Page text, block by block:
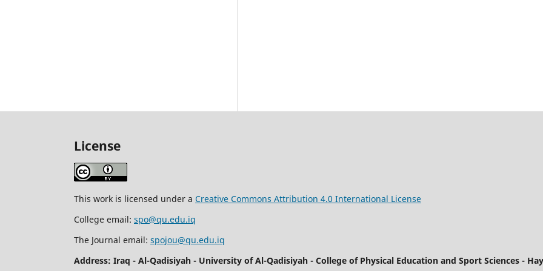
License
This work is licensed under a Creative Commons Attribution 4.0 International License
College email: spo@qu.edu.iq
The Journal email: spojou@qu.edu.iq
Address: Iraq - Al-Qadisiyah - University of Al-Qadisiyah - College of Physical Education and Sport Sciences -